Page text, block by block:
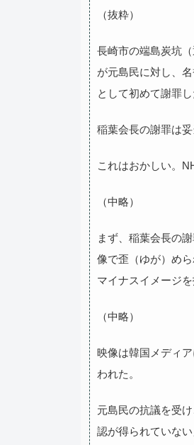
（抜粋）
長崎市の端島炭坑
が元島民に対し、
として初めて謝罪し
稲葉会長の謝罪は妥
これはおかしい。
（中略）
まず、稲葉会長の
像で歪（ゆが）め
マイナスイメージ
（中略）
映像は韓国メディ
われた。
元島民の抗議を受
認が得られていない